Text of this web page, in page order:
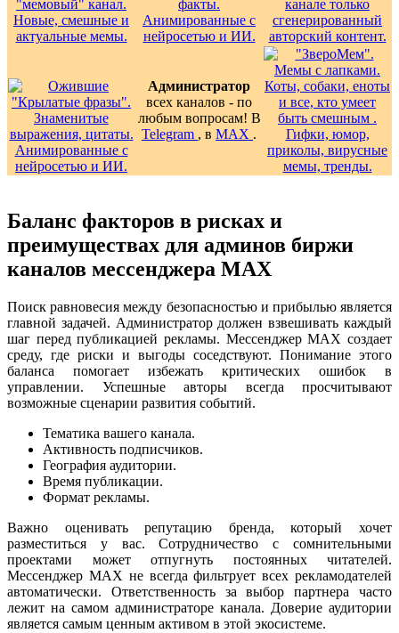
Администратор
всех каналов - по
любым вопросам! В
Telegram , в MAX .
Баланс факторов в рисках и
преимуществах для админов биржи
каналов мессенджера MAX
Поиск равновесия между безопасностью и прибылью является
главной задачей. Администратор должен взвешивать каждый
шаг перед публикацией рекламы. Мессенджер MAX создает
среду, где риски и выгоды соседствуют. Понимание этого
баланса помогает избежать критических ошибок в
управлении. Успешные авторы всегда просчитывают
возможные сценарии развития событий.
Тематика вашего канала.
Активность подписчиков.
География аудитории.
Время публикации.
Формат рекламы.
Важно оценивать репутацию бренда, который хочет
разместиться у вас. Сотрудничество с сомнительными
проектами может отпугнуть постоянных читателей.
Мессенджер MAX не всегда фильтрует всех рекламодателей
автоматически. Ответственность за выбор партнера часто
лежит на самом администраторе канала. Доверие аудитории
является самым ценным активом в этой экосистеме.